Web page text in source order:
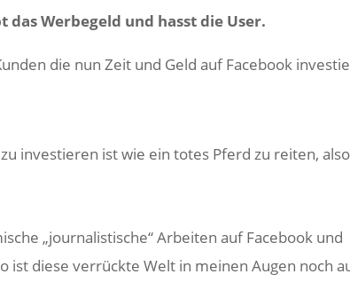
das Werbegeld und hasst die User.
die nun Zeit und Geld auf Facebook
investieren ist wie ein totes Pferd zu reiten,
„journalistische“ Arbeiten auf Facebook und
ist diese verrückte Welt in meinen Augen noch